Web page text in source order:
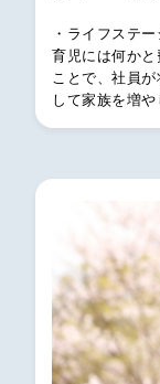
・ライフステ
育児には何か
ことで、社員
して家族を増